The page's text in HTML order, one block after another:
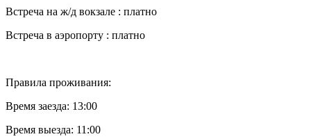
Встреча на ж/д вокзале : платно
Встреча в аэропорту : платно
Правила проживания:
Время заезда: 13:00
Время выезда: 11:00